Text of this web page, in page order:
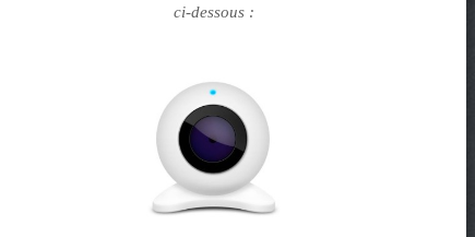
ci-dessous :